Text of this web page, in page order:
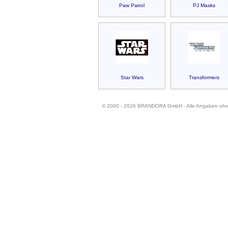
Paw Patrol PJ Masks
Star Wars Transformers
© 2000 - 2026 BRANDORA GmbH - Alle Angaben